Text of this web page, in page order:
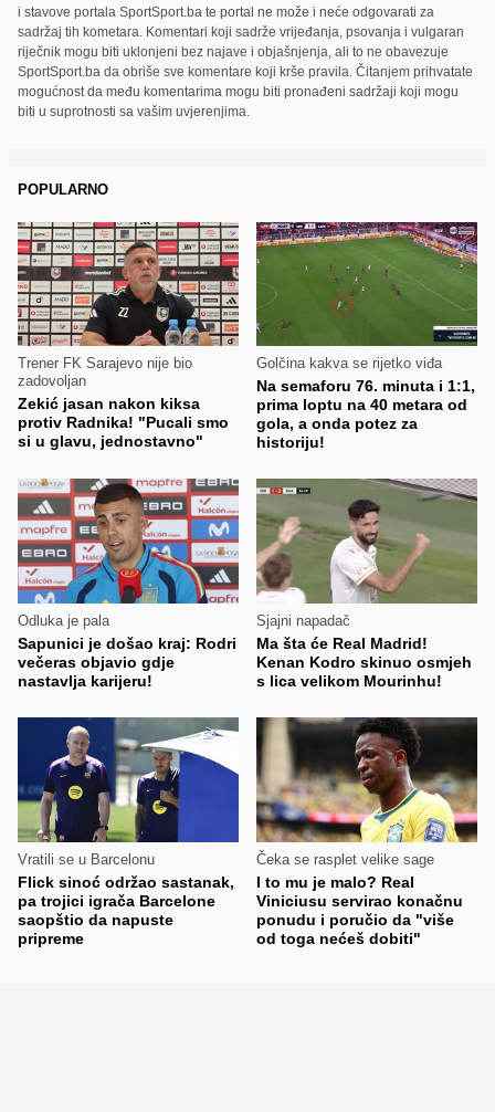
i stavove portala SportSport.ba te portal ne može i neće odgovarati za
sadržaj tih kometara. Komentari koji sadrže vrijeđanja, psovanja i vulgaran
riječnik mogu biti uklonjeni bez najave i objašnjenja, ali to ne obavezuje
SportSport.ba da obriše sve komentare koji krše pravila. Čitanjem prihvatate
mogućnost da među komentarima mogu biti pronađeni sadržaji koji mogu
biti u suprotnosti sa vašim uvjerenjima.
POPULARNO
Trener FK Sarajevo nije bio
zadovoljan
Zekić jasan nakon kiksa
protiv Radnika! "Pucali smo
si u glavu, jednostavno"
Golčina kakva se rijetko viđa
Na semaforu 76. minuta i 1:1,
prima loptu na 40 metara od
gola, a onda potez za
historiju!
Odluka je pala
Sapunici je došao kraj: Rodri
večeras objavio gdje
nastavlja karijeru!
Sjajni napadač
Ma šta će Real Madrid!
Kenan Kodro skinuo osmjeh
s lica velikom Mourinhu!
Vratili se u Barcelonu
Flick sinoć održao sastanak,
pa trojici igrača Barcelone
saopštio da napuste
pripreme
Čeka se rasplet velike sage
I to mu je malo? Real
Viniciusu servirao konačnu
ponudu i poručio da "više
od toga nećeš dobiti"